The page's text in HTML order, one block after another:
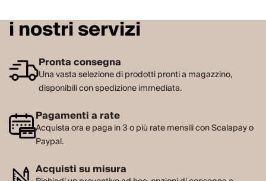
i nostri servizi
Pronta consegna
Una vasta selezione di prodotti pronti a magazzino,
disponibili con spedizione immediata.
Pagamenti a rate
Acquista ora e paga in 3 o più rate mensili con Scalapay o
Paypal.
Acquisti su misura